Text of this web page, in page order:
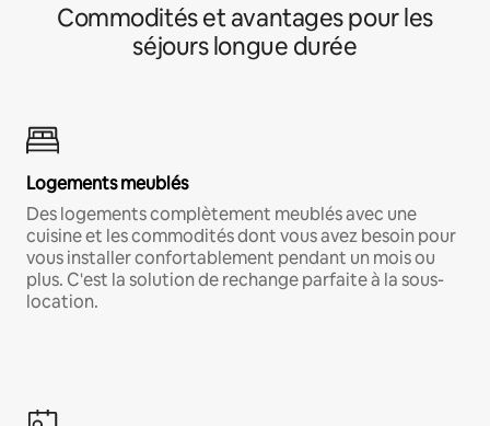
Commodités et avantages pour les
séjours longue durée
Logements meublés
Des logements complètement meublés avec une
cuisine et les commodités dont vous avez besoin pour
vous installer confortablement pendant un mois ou
plus. C'est la solution de rechange parfaite à la sous-
location.